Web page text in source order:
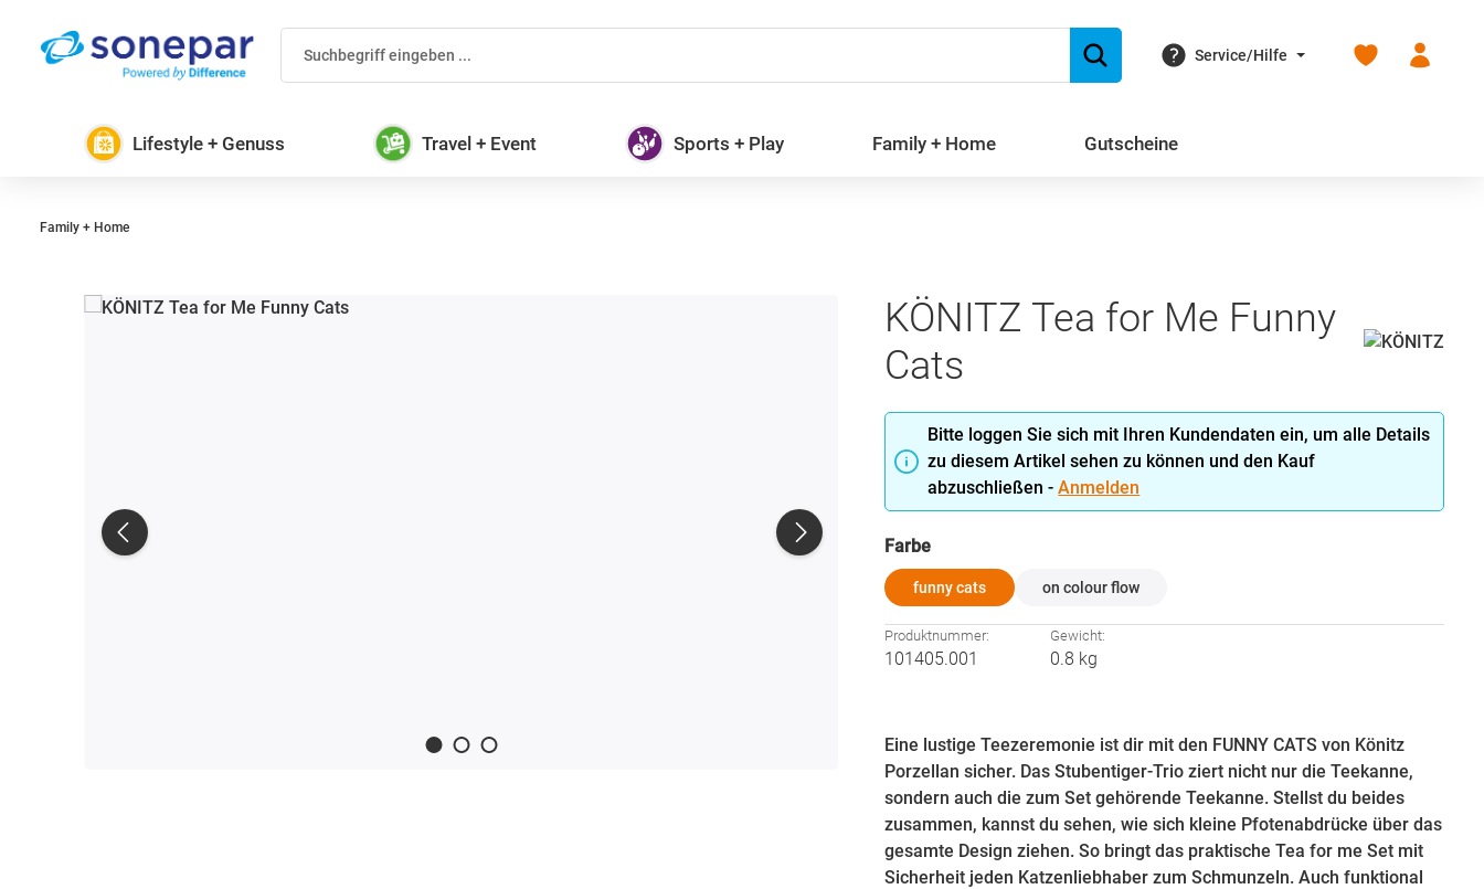
Hauptinhalt springen
Zur Suche springen
Zur Hauptnavigation springen
Service/Hilfe
Du hast 0
Lifestyle + Genuss Travel + Event Sports + Play Family + Home Gutscheine
Family + Home
KÖNITZ Tea for Me Funny
Cats
Bitte loggen Sie sich mit Ihren Kundendaten ein, um alle Details
zu diesem Artikel sehen zu können und den Kauf
abzuschließen -Anmelden
Farbeauswählen
funny cats on colour flow
Produktnummer:
101405.001
Gewicht:
0.8 kg
Eine lustige Teezeremonie ist dir mit den FUNNY CATS von Könitz
Porzellan sicher. Das Stubentiger-Trio ziert nicht nur die Teekanne,
sondern auch die zum Set gehörende Teekanne. Stellst du beides
zusammen, kannst du sehen, wie sich kleine Pfotenabdrücke über das
gesamte Design ziehen. So bringt das praktische Tea for me Set mit
Sicherheit jeden Katzenliebhaber zum Schmunzeln. Auch funktional